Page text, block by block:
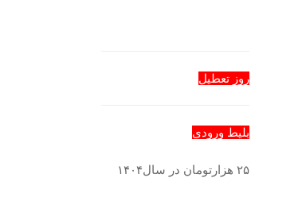
روز تعطیل
بلیط ورودی
۲۵ هزارتومان در سال۱۴۰۴